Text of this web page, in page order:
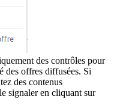
des contrôles pour
des offres diffusées. Si
des contenus
signaler en cliquant sur